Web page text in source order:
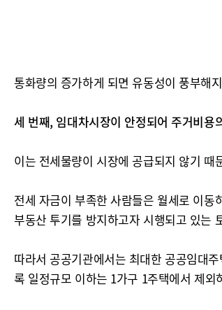
통화량의 증가하게 되면 유동성이 풍부해
세 번째, 임대차시장이 안정되어 주거비
이는 전세물량이 시장에 공급되지 않기
전세 자금이 부족한 사람들은 월세로 이
부동산 투기를 방지하고자 시행되고 있는
따라서 공공기관에서는 최대한 공공임대
록 일정규모 이하는 1가구 1주택에서 제